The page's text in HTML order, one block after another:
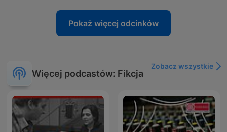
Pokaż więcej odcinków
Więcej podcastów: Fikcja
Zobacz wszystkie